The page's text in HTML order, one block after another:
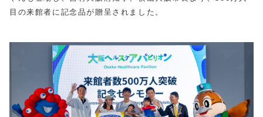
目の来館者に記念品が贈呈されました。